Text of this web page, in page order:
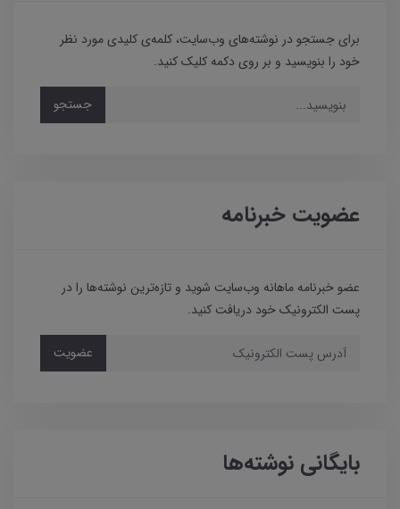
برای جستجو در نوشته‌های وب‌سایت، کلمه‌ی کلیدی مورد نظر
خود را بنویسید و بر روی دکمه کلیک کنید.
جستجو
عضویت خبرنامه
عضو خبرنامه ماهانه وب‌سایت شوید و تازه‌ترین نوشته‌ها را در
پست الکترونیک خود دریافت کنید.
عضویت
بایگانی نوشته‌ها